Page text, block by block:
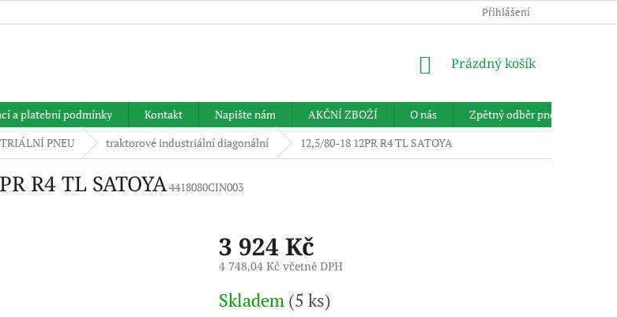
Přihlášení
NÁKUPNÍ
Prázdný košík
a platební podmínky Kontakt Napište nám AKČNÍ ZBOŽÍ O nás
Zpětný odběr pneumatik
PNEU traktorové industriální diagonální 12,5/80-18 12PR R4 TL SATOYA
R4 TL SATOYA4418080CIN003
3 924 Kč
4 748,04 Kč včetně DPH
cena:
Skladem (5 ks)